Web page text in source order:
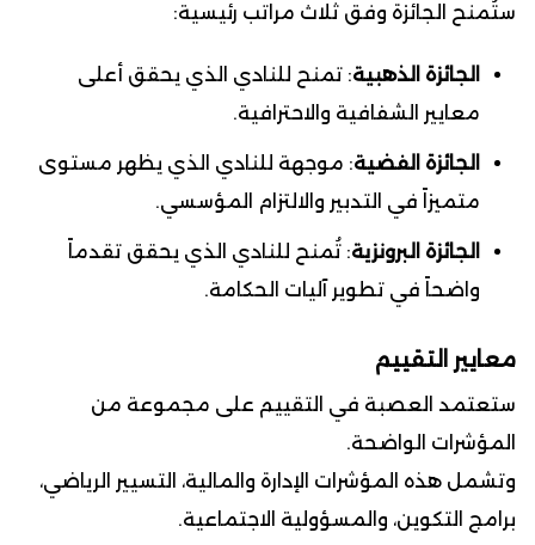
ستُمنح الجائزة وفق ثلاث مراتب رئيسية:
الجائزة الذهبية: تمنح للنادي الذي يحقق أعلى
معايير الشفافية والاحترافية.
الجائزة الفضية: موجهة للنادي الذي يظهر مستوى
متميزاً في التدبير والالتزام المؤسسي.
الجائزة البرونزية: تُمنح للنادي الذي يحقق تقدماً
واضحاً في تطوير آليات الحكامة.
معايير التقييم
ستعتمد العصبة في التقييم على مجموعة من
المؤشرات الواضحة.
وتشمل هذه المؤشرات الإدارة والمالية، التسيير الرياضي،
برامج التكوين، والمسؤولية الاجتماعية.